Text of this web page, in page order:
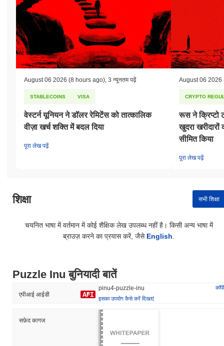
August 06 2026 (8 hours ago), 3 न्यूनतम पढ़ें
STABLECOINS VISA
वेस्टर्न यूनियन ने डॉलर रेमिटेंस को तात्कालिक
वीज़ा खर्च शक्ति में बदल दिया
पूरा लेख पढ़ें
August 06 2026
CRYPTO
रूस ने क्रिप्टो
खुदरा
सीमित किया
पूरा लेख पढ़ें
शिक्षा सभी शिक्षा
चयनित भाषा में वर्तमान में कोई शैक्षिक लेख उपलब्ध नहीं है। किसी अन्य भाषा में
ब्राउज़ करने का प्रयास करें, जैसे English.
Puzzle Inu बुनियादी बातें
एपीआई आईडी
pinu4-puzzle-inu
कॉपी
इसका उपयोग कैसे करें दिखाएं
सफ़ेद कागज